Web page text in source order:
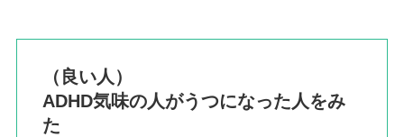
（良い人）
ADHD気味の人がうつになった人をみ
た